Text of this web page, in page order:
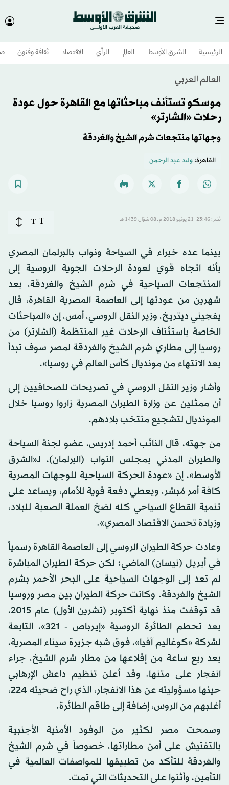
الرئيسية الشرق الأوسط​ العالم الرأي الاقتصاد ثقافة وفنون
العالم العربي
موسكو تستأنف مباحثاتها مع القاهرة حول عودة
رحلات «الشارتر»
وجهاتها منتجعات شرم الشيخ والغردقة
القاهرة:ولید عبد الرحمن
نُشر: 23:46-21 يونيو 2018 م ـ 08 شوّال 1439 هـ T
T
بينما عده خبراء في السياحة ونواب بالبرلمان المصري
بأنه اتجاه قوي لعودة الرحلات الجوية الروسية إلى
المنتجعات السياحية في شرم الشيخ والغردقة، بعد
شهرين من عودتها إلى العاصمة المصرية القاهرة، قال
يفجيني ديتريخ، وزير النقل الروسي، أمس، إن «المباحثات
الخاصة باستئناف الرحلات غير المنتظمة (الشارتر) من
روسيا إلى مطاري شرم الشيخ والغردقة لمصر سوف تبدأ
بعد الانتهاء من مونديال كأس العالم في روسيا».
وأشار وزير النقل الروسي في تصريحات للصحافيين إلى
أن ممثلين عن وزارة الطيران المصرية زاروا روسيا خلال
المونديال لتشجيع منتخب بلادهم.
من جهته، قال النائب أحمد إدريس، عضو لجنة السياحة
والطيران المدني بمجلس النواب (البرلمان)، لـ«الشرق
الأوسط»، إن «عودة الحركة السياحية للوجهات المصرية
كافة أمر مُبشر، ويعطي دفعة قوية للأمام، ويساعد على
تنمية القطاع السياحي كله لضخ العملة الصعبة للبلاد،
وزيادة تحسن الاقتصاد المصري».
وعادت حركة الطيران الروسي إلى العاصمة القاهرة رسمياً
في أبريل (نيسان) الماضي؛ لكن حركة الطيران المباشرة
لم تعد إلى الوجهات السياحية على البحر الأحمر بشرم
الشيخ والغردقة. وكانت حركة الطيران بين مصر وروسيا
قد توقفت منذ نهاية أكتوبر (تشرين الأول) عام 2015،
بعد تحطم الطائرة الروسية «إيرباص - 321»، التابعة
لشركة «كوغاليم آفيا»، فوق شبه جزيرة سيناء المصرية،
بعد ربع ساعة من إقلاعها من مطار شرم الشيخ، جراء
انفجار على متنها. وقد أعلن تنظيم داعش الإرهابي
حينها مسؤوليته عن هذا الانفجار، الذي راح ضحيته 224،
أغلبهم من الروس، إضافة إلى طاقم الطائرة.
وسمحت مصر لكثير من الوفود الأمنية الأجنبية
بالتفتيش على أمن مطاراتها، خصوصاً في شرم الشيخ
والغردقة للتأكد من تطبيقها للمواصفات العالمية في
التأمين، وأثنوا على التحديثات التي تمت.